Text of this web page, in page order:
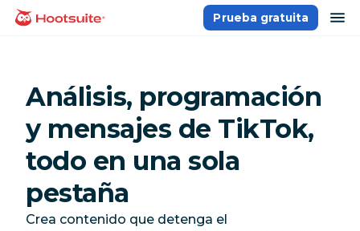
Saltar
Página principal
Prueba gratuita
Análisis, programación
y mensajes de TikTok,
todo en una sola
pestaña
Crea contenido que detenga el